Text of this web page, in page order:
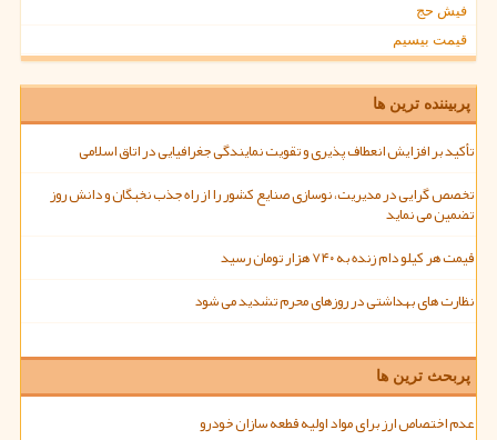
فیش حج
قیمت بیسیم
پربیننده ترین ها
تأکید بر افزایش انعطاف پذیری و تقویت نمایندگی جغرافیایی در اتاق اسلامی
تخصص گرایی در مدیریت، نوسازی صنایع کشور را از راه جذب نخبگان و دانش روز
تضمین می نماید
قیمت هر کیلو دام زنده به ۷۴۰ هزار تومان رسید
نظارت های بهداشتی در روزهای محرم تشدید می شود
پربحث ترین ها
عدم اختصاص ارز برای مواد اولیه قطعه سازان خودرو